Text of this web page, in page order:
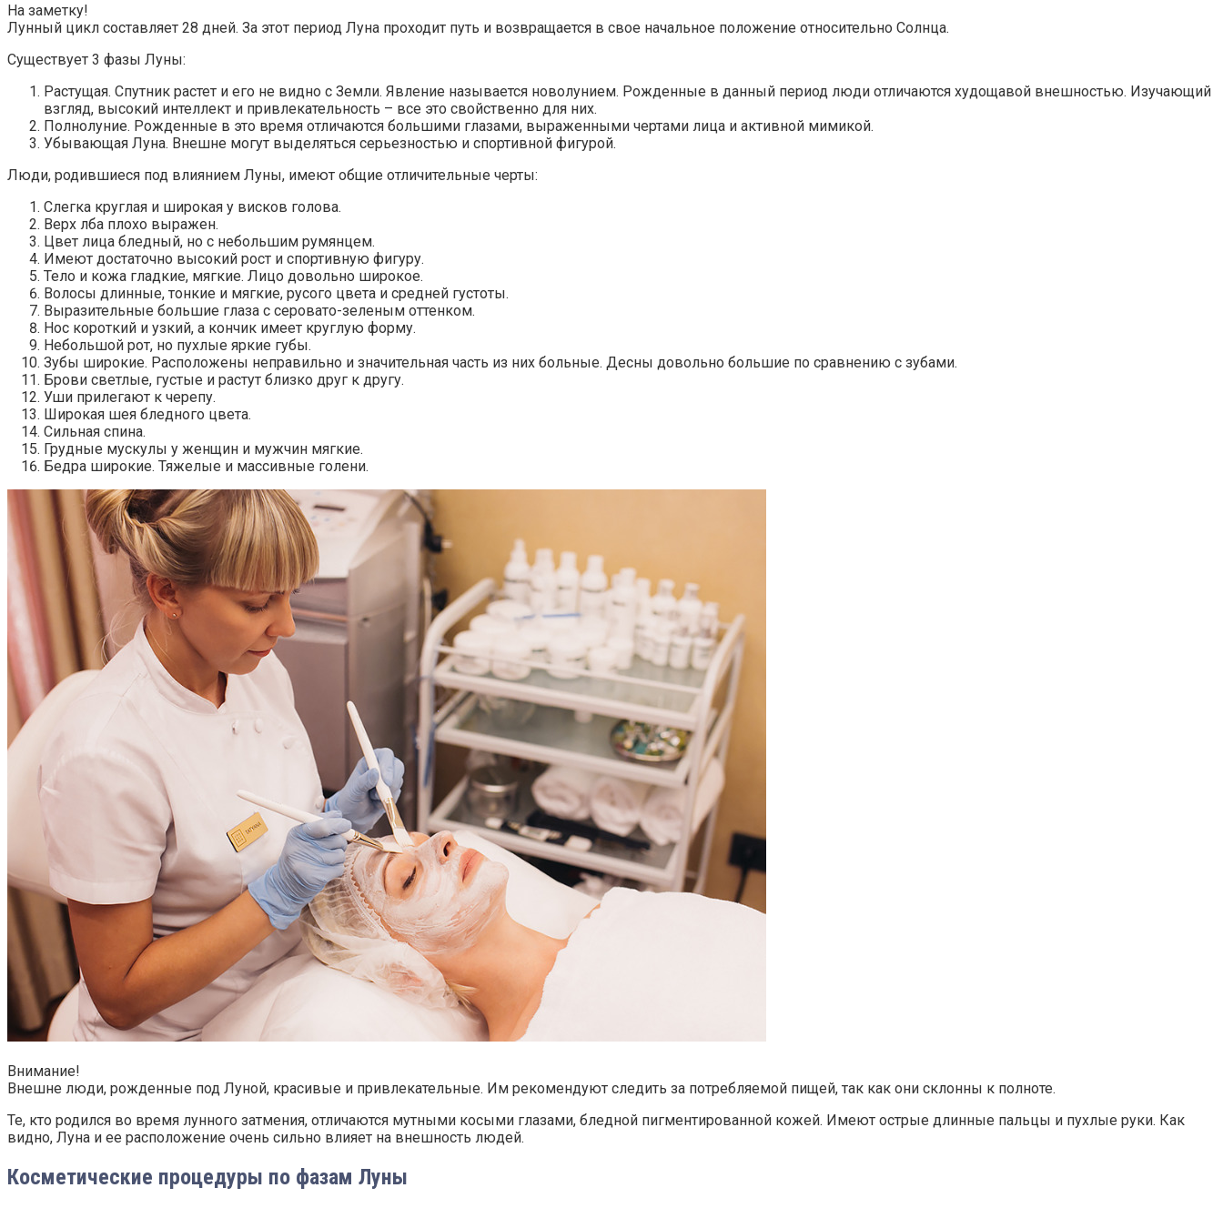
На заметку!
Лунный цикл составляет 28 дней. За этот период Луна проходит путь и возвращается в свое начальное положение относительно Солнца.
Существует 3 фазы Луны:
Растущая. Спутник растет и его не видно с Земли. Явление называется новолунием. Рожденные в данный период люди отличаются худощавой внешностью. Изучающий
взгляд, высокий интеллект и привлекательность – все это свойственно для них.
Полнолуние. Рожденные в это время отличаются большими глазами, выраженными чертами лица и активной мимикой.
Убывающая Луна. Внешне могут выделяться серьезностью и спортивной фигурой.
Люди, родившиеся под влиянием Луны, имеют общие отличительные черты:
Слегка круглая и широкая у висков голова.
Верх лба плохо выражен.
Цвет лица бледный, но с небольшим румянцем.
Имеют достаточно высокий рост и спортивную фигуру.
Тело и кожа гладкие, мягкие. Лицо довольно широкое.
Волосы длинные, тонкие и мягкие, русого цвета и средней густоты.
Выразительные большие глаза с серовато-зеленым оттенком.
Нос короткий и узкий, а кончик имеет круглую форму.
Небольшой рот, но пухлые яркие губы.
Зубы широкие. Расположены неправильно и значительная часть из них больные. Десны довольно большие по сравнению с зубами.
Брови светлые, густые и растут близко друг к другу.
Уши прилегают к черепу.
Широкая шея бледного цвета.
Сильная спина.
Грудные мускулы у женщин и мужчин мягкие.
Бедра широкие. Тяжелые и массивные голени.
Внимание!
Внешне люди, рожденные под Луной, красивые и привлекательные. Им рекомендуют следить за потребляемой пищей, так как они склонны к полноте.
Те, кто родился во время лунного затмения, отличаются мутными косыми глазами, бледной пигментированной кожей. Имеют острые длинные пальцы и пухлые руки. Как
видно, Луна и ее расположение очень сильно влияет на внешность людей.
Косметические процедуры по фазам Луны